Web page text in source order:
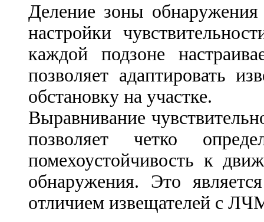
Деление зоны обнаружения
настройки
каждой подзоне
позволяет адаптировать
обстановку на участке.
Выравнивание
позволяет четко
помехоустойчивость к
обнаружения. Это
отличием извещателей с